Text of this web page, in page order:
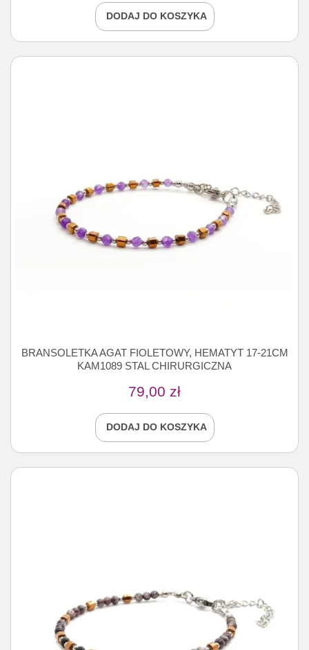
DODAJ DO KOSZYKA
BRANSOLETKA AGAT FIOLETOWY, HEMATYT 17-21CM
KAM1089 STAL CHIRURGICZNA
79,00 zł
DODAJ DO KOSZYKA